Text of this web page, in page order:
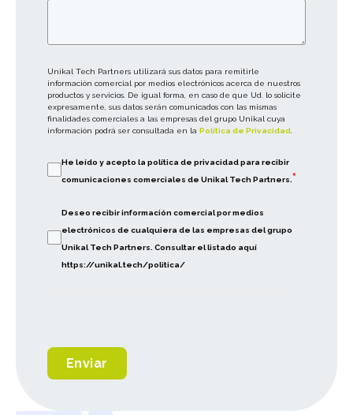
Unikal Tech Partners utilizará sus datos para remitirle
información comercial por medios electrónicos acerca de nuestros
productos y servicios. De igual forma, en caso de que Ud. lo solicite
expresamente, sus datos serán comunicados con las mismas
finalidades comerciales a las empresas del grupo Unikal cuya
información podrá ser consultada en la Política de Privacidad
He leído y acepto la política de privacidad para recibir
comunicaciones comerciales de Unikal Tech Partners. *
Deseo recibir información comercial por medios
electrónicos de cualquiera de las empresas del grupo
Unikal Tech Partners. Consultar el listado aquí
https://unikal.tech/politica/
Enviar